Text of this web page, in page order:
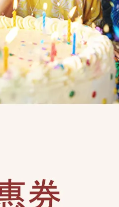
商品介紹
。
，以免氣球損壞